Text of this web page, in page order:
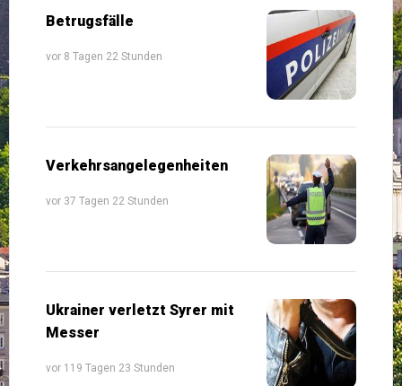
Betrugsfälle
vor 8 Tagen 22 Stunden
Verkehrsangelegenheiten
vor 37 Tagen 22 Stunden
Ukrainer verletzt Syrer mit
Messer
vor 119 Tagen 23 Stunden